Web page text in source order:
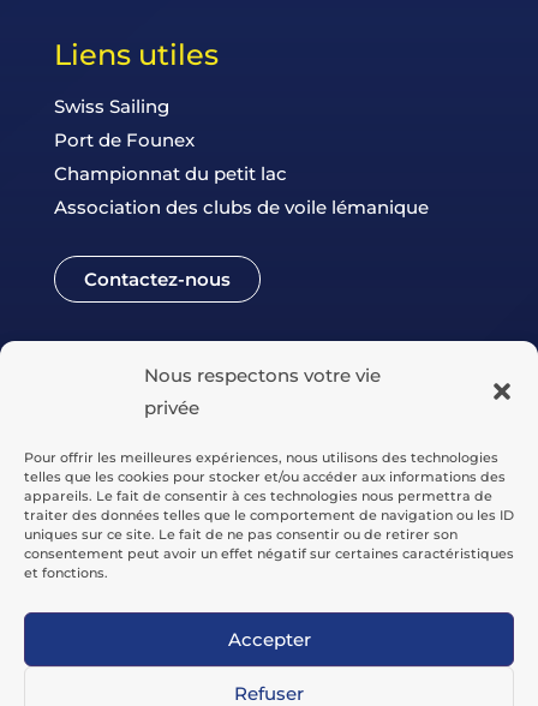
Nous respectons votre vie
privée
Pour offrir les meilleures expériences, nous utilisons des technologies
telles que les cookies pour stocker et/ou accéder aux informations des
appareils. Le fait de consentir à ces technologies nous permettra de
traiter des données telles que le comportement de navigation ou les ID
uniques sur ce site. Le fait de ne pas consentir ou de retirer son
consentement peut avoir un effet négatif sur certaines caractéristiques
et fonctions.
Accepter
Refuser
Liens utiles
Swiss Sailing
Port de Founex
Championnat du petit lac
Association des clubs de voile lémanique
Contactez-nous
© CNF –Tous droits réservés
Site réalisé par AddGentia